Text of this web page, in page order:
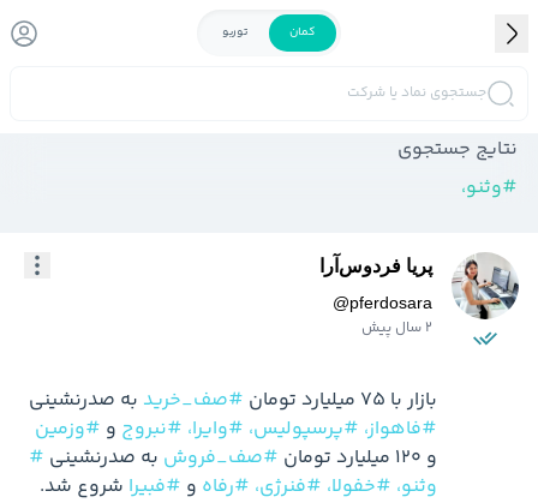
کمان توربو
جستجوی نماد یا شرکت
نتایج جستجوی
#وثنو،
پریا فردوس‌آرا
@pferdosara
2 سال پیش
بازار با 75 میلیارد تومان #صف_خرید به صدرنشینی
#فاهواز، #پرسپولیس، #وایرا، #نبروج و #وزمین
و 120 میلیارد تومان
#صف_فروش به صدرنشینی #
وثنو، #خفولا، #فنرژی، #رفاه و #فبیرا شروع شد.